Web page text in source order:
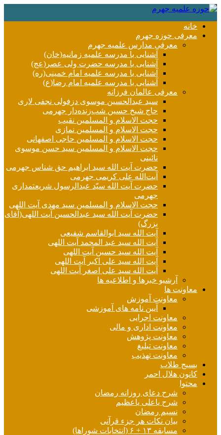
خانه
معرفی حوزه جهرم
معرفی مدارس علمیه جهرم
آشنایی با مدرسه علمیه زمانیه(خان)
آشنایی با مدرسه حضرت ولی عصر(عج)
آشنایی با مدرسه علمیه امام خمینی(ره)
آشنایی با مدرسه علمیه امام رضا(ع)
معرفی عالمان فرزانه
سید عبدالحسین موسوی دزفولی نجفی لاری
حاج شیخ حسین شب‌زنده‌دار جهرمی
حجت الاسلام و المسلمین نقیب
حجت الاسلام و المسلمین نمازی
حجت الاسلام و المسلمین حاجی اصفهانی
حجت الاسلام و المسلمین سید حسن موسوی
نائینی
حضرت آیت الله سید ابراهیم حق شناس جهرمی
آیت‌الله علی کریمی جهرمی
حضرت آيت الله سیّد عبدالرسول شریعتمداری
جهرمی
حجت الاسلام و المسلمین سید مهدی آیت اللهی
حضرت آیت الله سید عبدالحسین آیت اللهی(آقای
بزرگ)
آیت الله سید ابوالقاسم شفیعی
آیت الله سید عبد المحمد آیت اللهی
آیت الله سید حسین آیت اللهی
آیت الله سید علی اکبر آیت اللهی
آیت الله سید علی اصغر آیت اللهی
آرشیو خبرها و اطلاعیه ها
معاونت ها
معاونت آموزش
آیین نامه های آموزشی
معاونت اجرایی
معاونت اداری و مالی
معاونت پژوهش
معاونت تبلیغ
معاونت تهذیب
بسیج طلاب
کانون هلال احمر
محتوا
شرح دعای روزانه رمضان
شرح یاعلی یاعظیم
نسیم رمضان
بیان نکات هر جزء قرآنی
مسابقه ۱۳ + ۶ (انتخابات شوراها)